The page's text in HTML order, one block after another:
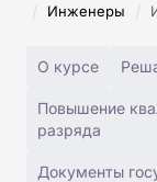
/ Инженеры /
О курсе
Повышение
разряда
Документы